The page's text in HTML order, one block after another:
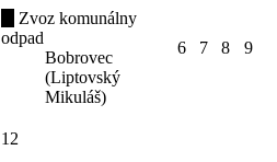
Zvoz komunálny
odpad
Bobrovec
(Liptovský
Mikuláš)
6 7 8 9
12